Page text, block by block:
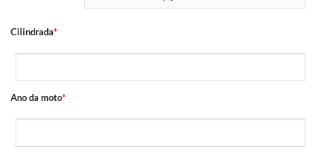
Cilindrada*
Ano da moto*